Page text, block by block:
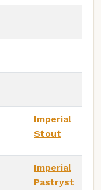
Imperial
Stout
Imperial
Pastryst